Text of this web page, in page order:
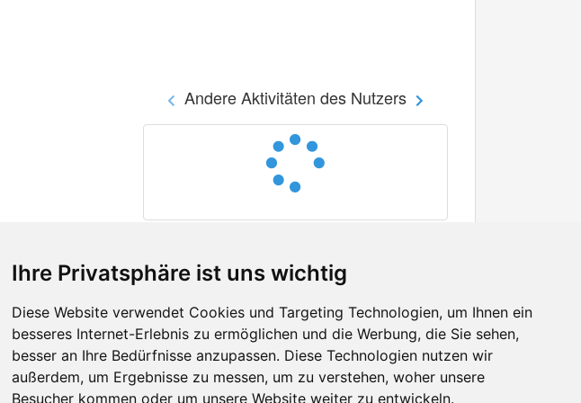
Ihre Privatsphäre ist uns wichtig
Diese Website verwendet Cookies und Targeting Technologien, um Ihnen ein
besseres Internet-Erlebnis zu ermöglichen und die Werbung, die Sie sehen,
besser an Ihre Bedürfnisse anzupassen. Diese Technologien nutzen wir
außerdem, um Ergebnisse zu messen, um zu verstehen, woher unsere
Besucher kommen oder um unsere Website weiter zu entwickeln.
Andere Aktivitäten des Nutzers
Kontakt
Feedback
Fehler melden
Facebook
Twitter
YouTube